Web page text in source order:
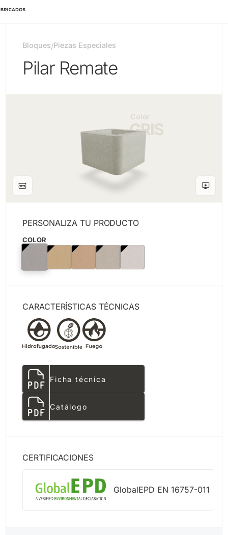
Color
GRIS
Bloques/Piezas Especiales
Pilar Remate
PERSONALIZA TU PRODUCTO
COLOR
CARACTERÍSTICAS TÉCNICAS
Ficha técnica
Catálogo
CERTIFICACIONES
GlobalEPD EN 16757-011